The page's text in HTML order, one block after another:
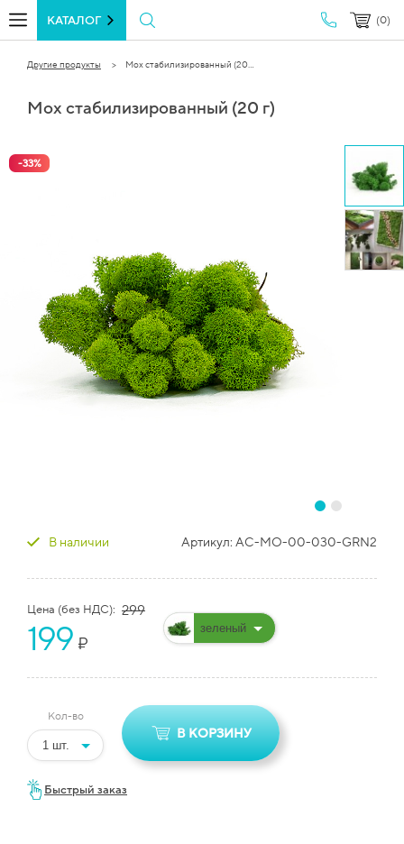
КАТАЛОГ (0)
Другие продукты Мох стабилизированный (20...
Мох стабилизированный (20 г)
-33%
В наличии Артикул: AC-MO-00-030-GRN2
Цена (без НДС): 299
199 ₽
Кол-во
В КОРЗИНУ
Быстрый заказ